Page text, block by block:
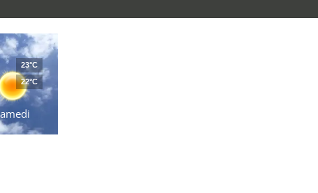
23°C
22°C